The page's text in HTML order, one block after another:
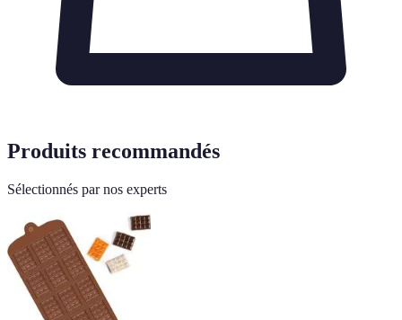
Produits recommandés
Sélectionnés par nos experts